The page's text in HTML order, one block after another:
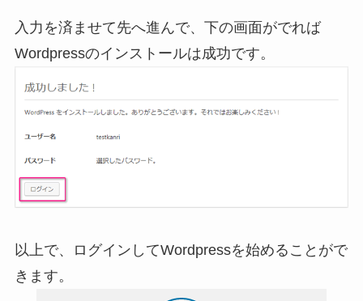
入力を済ませて先へ進んで、下の画面がでれば
Wordpressのインストールは成功です。
以上で、ログインしてWordpressを始めることがで
きます。